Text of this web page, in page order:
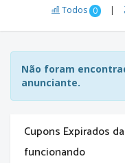
Todos 0 |
Não foram
anunciante.
Cupons Expirados
funcionando